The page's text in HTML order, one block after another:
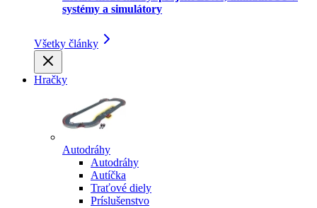
systémy a simulátory
Všetky články
Hračky
Autodráhy
Autodráhy
Autíčka
Traťové diely
Príslušenstvo